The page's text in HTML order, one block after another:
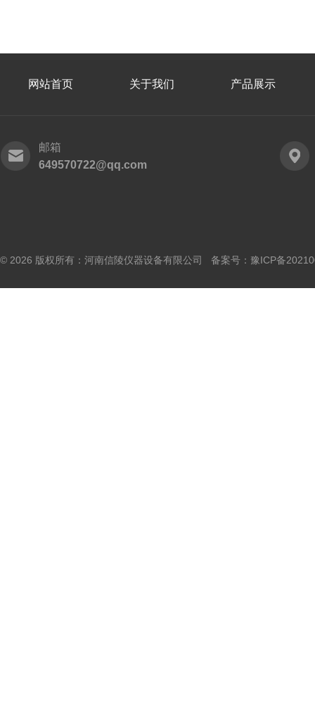
网站首页 关于我们 产品展示
邮箱
649570722@qq.com
© 2026 版权所有：河南信陵仪器设备有限公司 备案号： 豫ICP备